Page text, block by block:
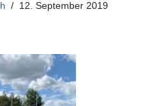
12. September 2019